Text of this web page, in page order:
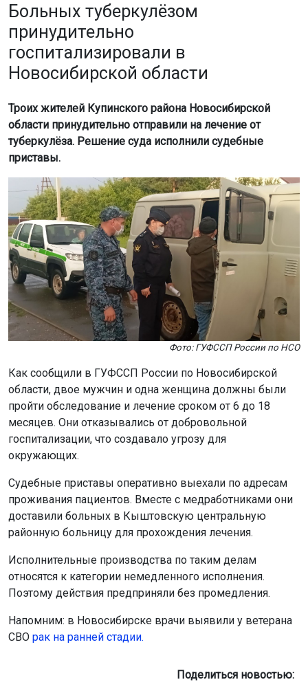
Больных туберкулёзом
принудительно
госпитализировали в
Новосибирской области
Троих жителей Купинского района Новосибирской
области принудительно отправили на лечение от
туберкулёза. Решение суда исполнили судебные
приставы.
Фото: ГУФССП России по НСО
Как сообщили в ГУФССП России по Новосибирской
области, двое мужчин и одна женщина должны были
пройти обследование и лечение сроком от 6 до 18
месяцев. Они отказывались от добровольной
госпитализации, что создавало угрозу для
окружающих.
Судебные приставы оперативно выехали по адресам
проживания пациентов. Вместе с медработниками они
доставили больных в Кыштовскую центральную
районную больницу для прохождения лечения.
Исполнительные производства по таким делам
относятся к категории немедленного исполнения.
Поэтому действия предприняли без промедления.
Напомним: в Новосибирске врачи выявили у ветерана
СВО рак на ранней стадии.
Поделиться новостью: